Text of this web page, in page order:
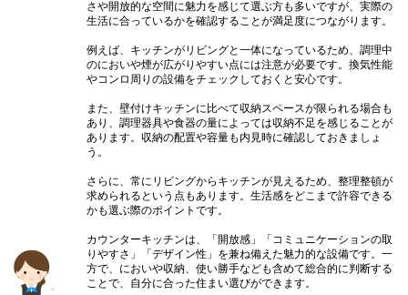
さや開放的な空間に魅力を感じて選ぶ方も多いですが、実際の
生活に合っているかを確認することが満足度につながります。
例えば、キッチンがリビングと一体になっているため、調理中
のにおいや煙が広がりやすい点には注意が必要です。換気性能
やコンロ周りの設備をチェックしておくと安心です。
また、壁付けキッチンに比べて収納スペースが限られる場合も
あり、調理器具や食器の量によっては収納不足を感じることが
あります。収納の配置や容量も内見時に確認しておきましょ
う。
さらに、常にリビングからキッチンが見えるため、整理整頓が
求められるという点もあります。生活感をどこまで許容できる
かも選ぶ際のポイントです。
カウンターキッチンは、「開放感」「コミュニケーションの取
りやすさ」「デザイン性」を兼ね備えた魅力的な設備です。一
方で、においや収納、使い勝手なども含めて総合的に判断する
ことで、自分に合った住まい選びができます。